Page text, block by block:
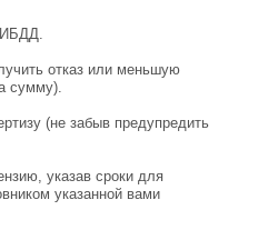
отказ или меньшую
сумму).
(не забыв предупредить
указав сроки для
указанной вами